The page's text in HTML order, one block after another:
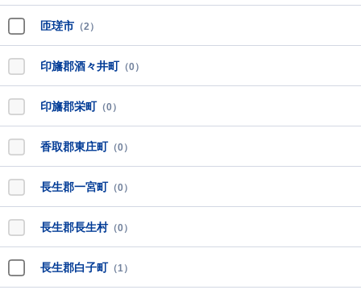
匝瑳市 （2）
印旛郡酒々井町 （0）
印旛郡栄町 （0）
香取郡東庄町 （0）
長生郡一宮町 （0）
長生郡長生村（0）
長生郡白子町 （1）